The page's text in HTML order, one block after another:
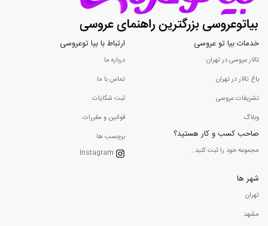
خدمات بیا تو عروسی
تالار عروسی در تهران
باغ تالار در تهران
تشریفات عروسی
وبلاگ
صاحب کسب و کار هستید؟
مجموعه خود را ثبت کنید...
ارتباط با بیا توعروسی
درباره ما
تماس با ما
ثبت شکایات
قوانین و مقررات
برچسب ها
Instagram
شهر ها
تهران
مشهد